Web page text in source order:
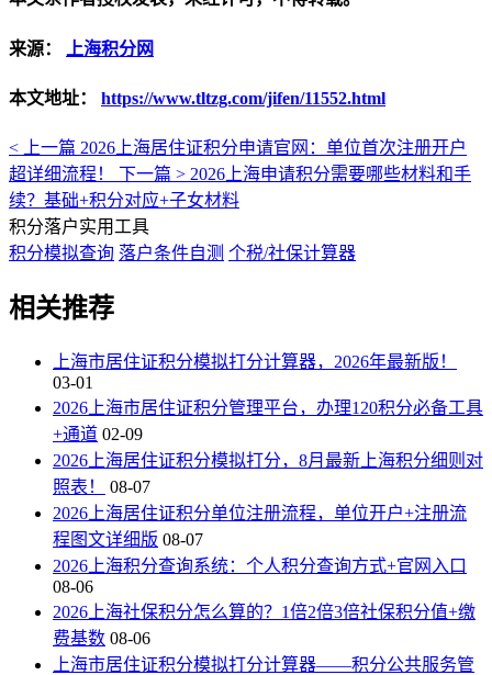
来源： 上海积分网
本文地址： https://www.tltzg.com/jifen/11552.html
< 上一篇 2026上海居住证积分申请官网：单位首次注册开户
超详细流程！ 下一篇 > 2026上海申请积分需要哪些材料和手
续？基础+积分对应+子女材料
积分落户实用工具
积分模拟查询 落户条件自测 个税/社保计算器
相关推荐
上海市居住证积分模拟打分计算器，2026年最新版！
03-01
2026上海市居住证积分管理平台，办理120积分必备工具
+通道 02-09
2026上海居住证积分模拟打分，8月最新上海积分细则对
照表！
08-07
2026上海居住证积分单位注册流程，单位开户+注册流
程图文详细版 08-07
2026上海积分查询系统：个人积分查询方式+官网入口
08-06
2026上海社保积分怎么算的？1倍2倍3倍社保积分值+缴
费基数 08-06
上海市居住证积分模拟打分计算器——积分公共服务管